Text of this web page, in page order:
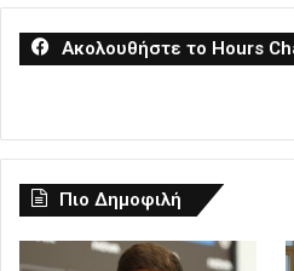
Ακολουθήστε το Hours
Πιο Δημοφιλή